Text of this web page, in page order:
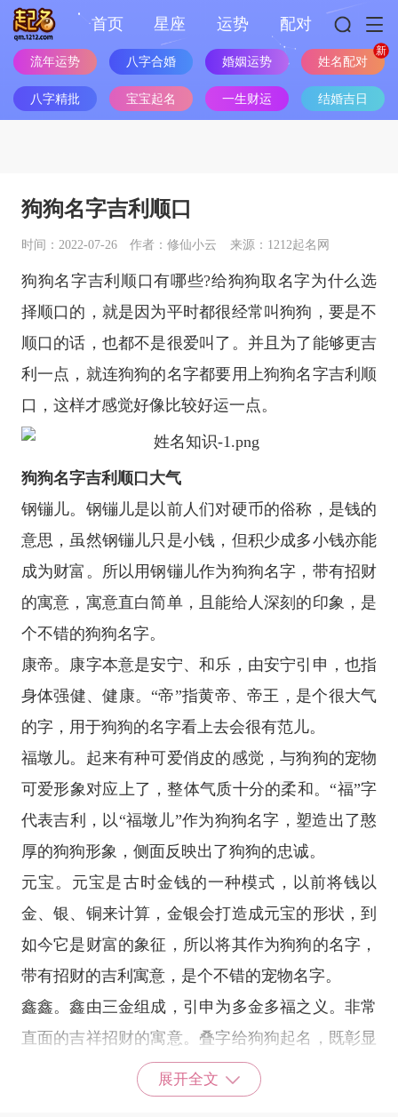
首页 星座 运势 配对
流年运势 八字合婚 婚姻运势 姓名配对
八字精批 宝宝起名 一生财运 结婚吉日
狗狗名字吉利顺口
时间：2022-07-26 作者：修仙小云 来源：1212起名网
狗狗名字吉利顺口有哪些?给狗狗取名字为什么选
择顺口的，就是因为平时都很经常叫狗狗，要是不
顺口的话，也都不是很爱叫了。并且为了能够更吉
利一点，就连狗狗的名字都要用上狗狗名字吉利顺
口，这样才感觉好像比较好运一点。
狗狗名字吉利顺口大气
钢镚儿。钢镚儿是以前人们对硬币的俗称，是钱的
意思，虽然钢镚儿只是小钱，但积少成多小钱亦能
成为财富。所以用钢镚儿作为狗狗名字，带有招财
的寓意，寓意直白简单，且能给人深刻的印象，是
个不错的狗狗名字。
康帝。康字本意是安宁、和乐，由安宁引申，也指
身体强健、健康。“帝”指黄帝、帝王，是个很大气
的字，用于狗狗的名字看上去会很有范儿。
福墩儿。起来有种可爱俏皮的感觉，与狗狗的宠物
可爱形象对应上了，整体气质十分的柔和。“福”字
代表吉利，以“福墩儿”作为狗狗名字，塑造出了憨
厚的狗狗形象，侧面反映出了狗狗的忠诚。
元宝。元宝是古时金钱的一种模式，以前将钱以
金、银、铜来计算，金银会打造成元宝的形状，到
如今它是财富的象征，所以将其作为狗狗的名字，
带有招财的吉利寓意，是个不错的宠物名字。
鑫鑫。鑫由三金组成，引申为多金多福之义。非常
直面的吉祥招财的寓意。叠字给狗狗起名，既彰显
狗狗活泼的形象，又给狗狗起到了一个好听且寓意
展开全文